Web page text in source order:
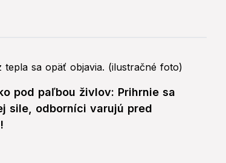
pod paľbou živlov: Prihrnie sa
sile, odborníci varujú pred